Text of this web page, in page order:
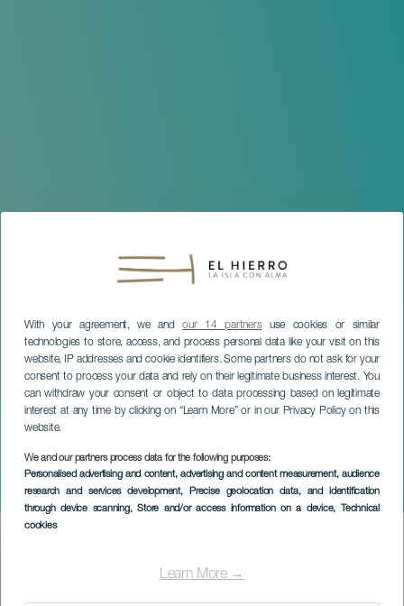
With your agreement, we andour 14 partnersuse cookies or similar
technologies to store, access, and process personal data like your visit on this
website, IP addresses and cookie identifiers. Some partners do not ask for your
consent to process your data and rely on their legitimate business interest. You
can withdraw your consent or object to data processing based on legitimate
interest at any time by clicking on “Learn More” or in our Privacy Policy on this
website.
We and our partners process data for the following purposes:
Personalised advertising and content, advertising and content measurement, audience
research and services development, Precise geolocation data, and identification
through device scanning, Store and/or access information on a device, Technical
cookies
Learn More →
Javier Infante i koncert
EL HIERRO